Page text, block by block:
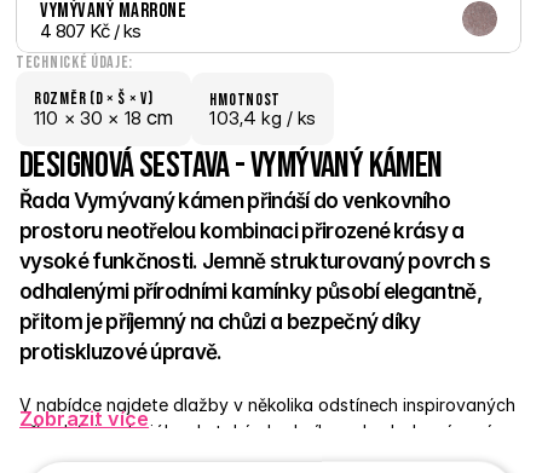
Vymývaný Marrone
4 807 Kč / ks
Technické údaje:
Rozměr (D × š × V)
110 × 30 × 18 cm
hmotnost
103,4 kg / ks
Designová sestava - Vymývaný kámen
Řada Vymývaný kámen přináší do venkovního
prostoru neotřelou kombinaci přirozené krásy a
vysoké funkčnosti. Jemně strukturovaný povrch s
odhalenými přírodními kamínky působí elegantně,
přitom je příjemný na chůzi a bezpečný díky
protiskluzové úpravě.
V nabídce najdete dlažby v několika odstínech inspirovaných
přírodními materiály, ale také obrubníky, schody, bazénové
lemy, květináče, truhlíky či městský mobiliář – vše ve stejném
Zobrazit více